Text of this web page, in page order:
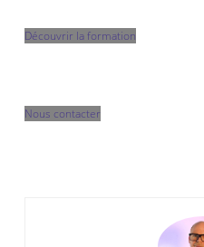
Découvrir la formation
Nous contacter